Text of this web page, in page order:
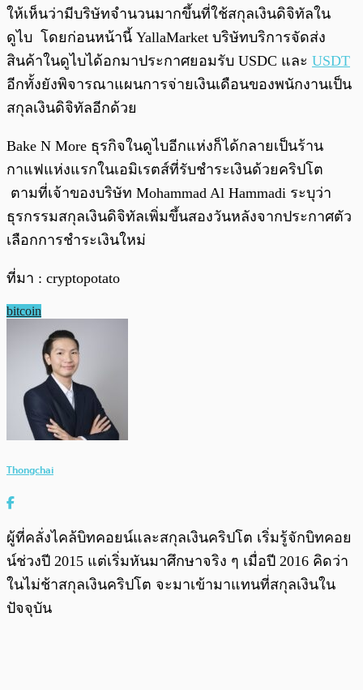
ให้เห็นว่ามีบริษัทจำนวนมากขึ้นที่ใช้สกุลเงินดิจิทัลใน
ดูไบ โดยก่อนหน้านี้ YallaMarket บริษัทบริการจัดส่ง
สินค้าในดูไบได้อกมาประกาศยอมรับ USDC และ USDT
อีกทั้งยังพิจารณาแผนการจ่ายเงินเดือนของพนักงานเป็น
สกุลเงินดิจิทัลอีกด้วย
Bake N More ธุรกิจในดูไบอีกแห่งก็ได้กลายเป็นร้าน
กาแฟแห่งแรกในเอมิเรตส์ที่รับชำระเงินด้วยคริปโต
ตามที่เจ้าของบริษัท Mohammad Al Hammadi ระบุว่า
ธุรกรรมสกุลเงินดิจิทัลเพิ่มขึ้นสองวันหลังจากประกาศตัว
เลือกการชำระเงินใหม่
ที่มา : cryptopotato
bitcoin
Thongchai
ผู้ที่คลั่งไคล้บิทคอยน์และสกุลเงินคริปโต เริ่มรู้จักบิทคอย
น์ช่วงปี 2015 แต่เริ่มหันมาศึกษาจริง ๆ เมื่อปี 2016 คิดว่า
ในไม่ช้าสกุลเงินคริปโต จะมาเข้ามาแทนที่สกุลเงินใน
ปัจจุบัน